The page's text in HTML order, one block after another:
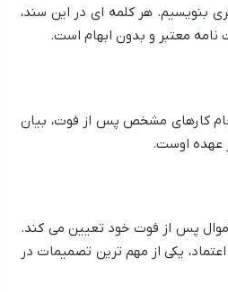
بنویسیم. هر کلمه ای در این سند،
معتبر و بدون ابهام است.
کارهای مشخص پس از فوت، بیان
عهده اوست.
پس از فوت خود تعیین می کند.
یکی از مهم ترین تصمیمات در